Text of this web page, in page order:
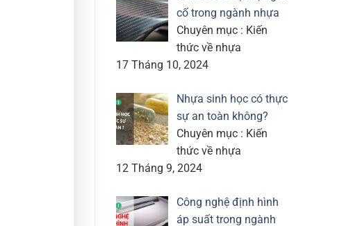
cố trong ngành nhựa
Chuyên mục : Kiến
thức về nhựa
17 Tháng 10, 2024
Nhựa sinh học có thực
sự an toàn không?
Chuyên mục : Kiến
thức về nhựa
12 Tháng 9, 2024
Công nghệ định hình
áp suất trong ngành